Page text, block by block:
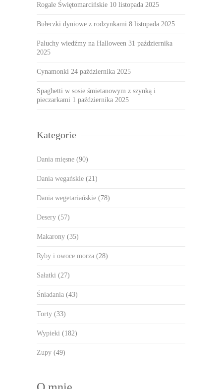
Rogale Świętomarcińskie 10 listopada 2025
Bułeczki dyniowe z rodzynkami 8 listopada 2025
Paluchy wiedźmy na Halloween 31 października
2025
Cynamonki 24 października 2025
Spaghetti w sosie śmietanowym z szynką i
pieczarkami 1 października 2025
Kategorie
Dania mięsne (90)
Dania wegańskie (21)
Dania wegetariańskie (78)
Desery (57)
Makarony (35)
Ryby i owoce morza (28)
Sałatki (27)
Śniadania (43)
Torty (33)
Wypieki (182)
Zupy (49)